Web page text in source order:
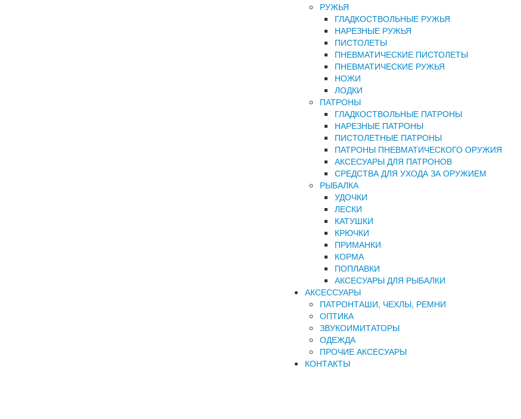
РУЖЬЯ
ГЛАДКОСТВОЛЬНЫЕ РУЖЬЯ
НАРЕЗНЫЕ РУЖЬЯ
ПИСТОЛЕТЫ
ПНЕВМАТИЧЕСКИЕ ПИСТОЛЕТЫ
ПНЕВМАТИЧЕСКИЕ РУЖЬЯ
НОЖИ
ЛОДКИ
ПАТРОНЫ
ГЛАДКОСТВОЛЬНЫЕ ПАТРОНЫ
НАРЕЗНЫЕ ПАТРОНЫ
ПИСТОЛЕТНЫЕ ПАТРОНЫ
ПАТРОНЫ ПНЕВМАТИЧЕСКОГО ОРУЖИЯ
АКСЕСУАРЫ ДЛЯ ПАТРОНОВ
СРЕДСТВА ДЛЯ УХОДА ЗА ОРУЖИЕМ
РЫБАЛКА
УДОЧКИ
ЛЕСКИ
КАТУШКИ
КРЮЧКИ
ПРИМАНКИ
КОРМА
ПОПЛАВКИ
АКСЕСУАРЫ ДЛЯ РЫБАЛКИ
АКСЕССУАРЫ
ПАТРОНТАШИ, ЧЕХЛЫ, РЕМНИ
ОПТИКА
ЗВУКОИМИТАТОРЫ
ОДЕЖДА
ПРОЧИЕ АКСЕСУАРЫ
КОНТАКТЫ